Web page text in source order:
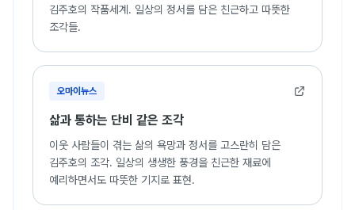
Love is rainbow (롯데갤러리)
서울조각회 30주년- 그 서른의 여로 (공평아트센터)
작품 소장
대전시립미술관, 대전
소마미술관, 서울
모란미술관, 경기도 남양주
국립민속박물관, 서울
인천아트플랫폼, 인천
김포국제조각공원, 경기도 김포
직지문화공원, 경상북도 김천
인천문화재단 미술은행, 인천
김주호의 작품세계. 일상의 정서를 담은 친근하고 따뜻한
조각들.
오마이뉴스
삶과 통하는 단비 같은 조각
이웃 사람들이 겪는 삶의 욕망과 정서를 고스란히 담은
김주호의 조각. 일상의 생생한 풍경을 친근한 재료에
예리하면서도 따뜻한 기지로 표현.